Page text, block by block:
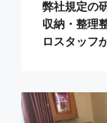
弊社規定の
収納・整理
ロスタッフ